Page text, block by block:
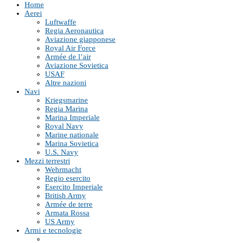
Home
Aerei
Luftwaffe
Regia Aeronautica
Aviazione giapponese
Royal Air Force
Armée de l’air
Aviazione Sovietica
USAF
Altre nazioni
Navi
Kriegsmarine
Regia Marina
Marina Imperiale
Royal Navy
Marine nationale
Marina Sovietica
U.S. Navy
Mezzi terrestri
Wehrmacht
Regio esercito
Esercito Imperiale
British Army
Armée de terre
Armata Rossa
US Army
Armi e tecnologie